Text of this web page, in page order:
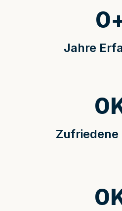
Jahre
0
Zufriedene
0
0